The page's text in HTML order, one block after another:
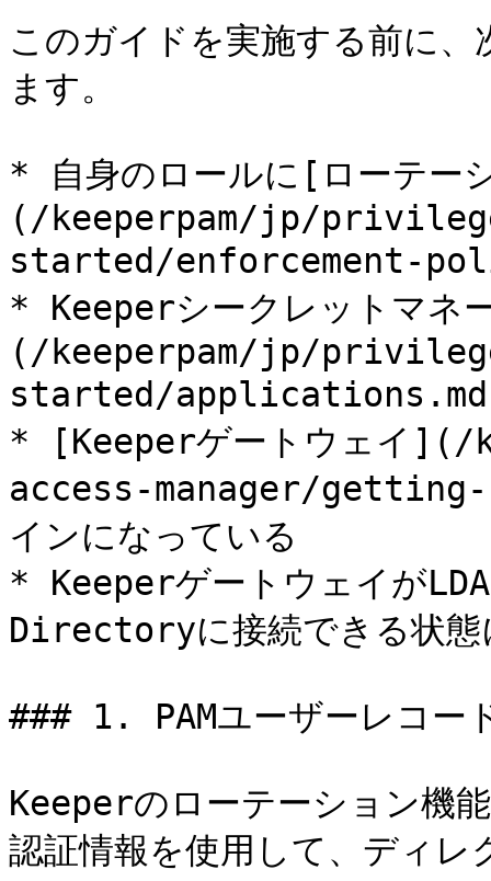
このガイドを実施する前に
ます。
* 自身のロールに[ローテー
(/keeperpam/jp/
started/enforcement-
* Keeperシークレットマネ
(/keeperpam/jp/
started/applications.md)
* [Keeperゲートウェイ
access-manager/
インになっている
* Keeperゲートウェイが
Directoryに接続できる状態
### 1. PAMユーザーレコー
Keeperのローテーション機
認証情報を使用して、ディ